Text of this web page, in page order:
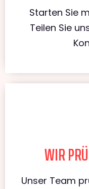
Starten Sie
Teilen Sie
WIR
Unser Team